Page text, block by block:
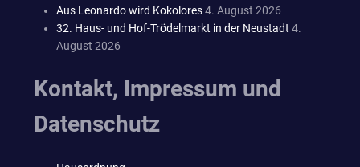
Aus Leonardo wird Kokolores4. August 2026
32. Haus- und Hof-Trödelmarkt in der Neustadt 4.
August 2026
Kontakt, Impressum und
Datenschutz